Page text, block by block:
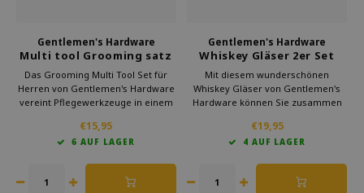
Gentlemen's Hardware
Multi tool Grooming satz
herren
Das Grooming Multi Tool Set für
Herren von Gentlemen's Hardware
vereint Pflegewerkzeuge in einem
und unterwegs. Zuverlässige Tools
mit hochwertiger Verarbeitung und
€15,95
6 AUF LAGER
Gentlemen's Hardware
Whiskey Gläser 2er Set
Mit diesem wunderschönen
Whiskey Gläser von Gentlemen's
Hardware können Sie zusammen
Whiskey genießen. Wegen der
Form des Glases werden Sie nicht
optimales Ge
€19,95
4 AUF LAGER